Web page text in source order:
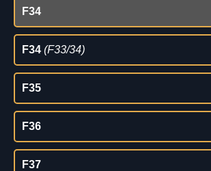
F34
F34 (F33/34)
F35
F36
F37